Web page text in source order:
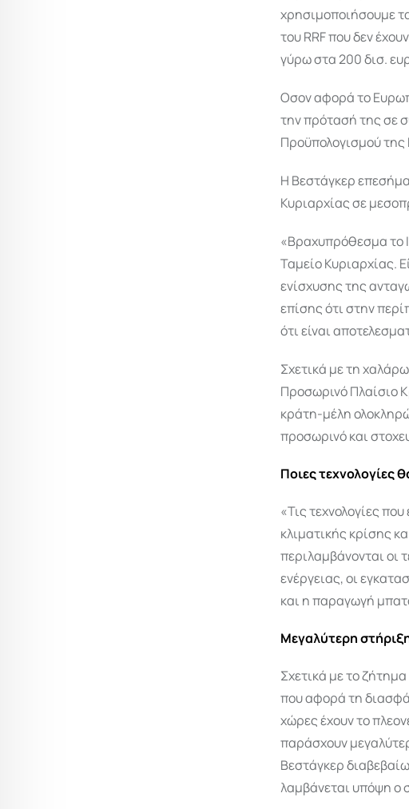
χρησιμοποιήσουμε
του RRF που δεν
γύρω στα 200 δισ.
Οσον αφορά το
την πρότασή της σε
Προϋπολογισμού της
Η Βεστάγκερ
Κυριαρχίας σε
«Βραχυπρόθεσμα το
Ταμείο Κυριαρχίας.
ενίσχυσης της
επίσης ότι στην
ότι είναι
Σχετικά με τη
Προσωρινό Πλαίσιο
κράτη-μέλη
προσωρινό και
Ποιες τεχνολογίες
«Τις τεχνολογίες
κλιματικής κρίσης
περιλαμβάνονται οι
ενέργειας, οι
και η παραγωγή
Μεγαλύτερη
Σχετικά με το
που αφορά τη
χώρες έχουν το
παράσχουν
Βεστάγκερ
λαμβάνεται υπόψη ο